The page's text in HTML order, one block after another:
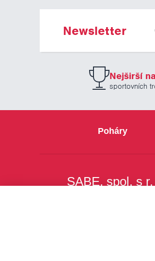
Newsletter
Nejširší
sportovních
Poháry
SABE, spol. s r.